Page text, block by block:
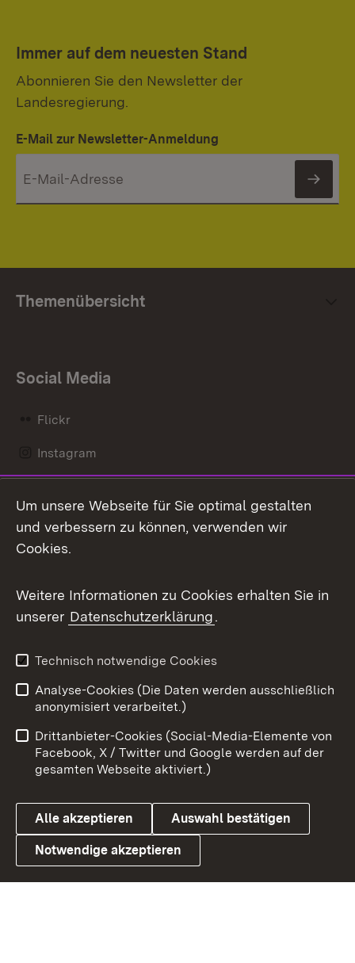
Immer auf dem neuesten Stand
Abonnieren Sie den Newsletter der
Landesregierung.
E-Mail zur Newsletter-Anmeldung
Themenübersicht
Social Media
Flickr
Instagram
Mastodon
Messenger
Social Wall
X / Twitter
Youtube
Link zum Landesportal
Benutzungshinweise
Barrierefreiheit
Datenschutz
Cookies
Um unsere Webseite für Sie optimal gestalten
und verbessern zu können, verwenden wir
Cookies.
Weitere Informationen zu Cookies erhalten Sie in
unserer Datenschutzerklärung.
Technisch notwendige Cookies
Analyse-Cookies (Die Daten werden ausschließlich
anonymisiert verarbeitet.)
Drittanbieter-Cookies (Social-Media-Elemente von
Facebook, X / Twitter und Google werden auf der
gesamten Webseite aktiviert.)
Alle akzeptieren Auswahl bestätigen
Notwendige akzeptieren